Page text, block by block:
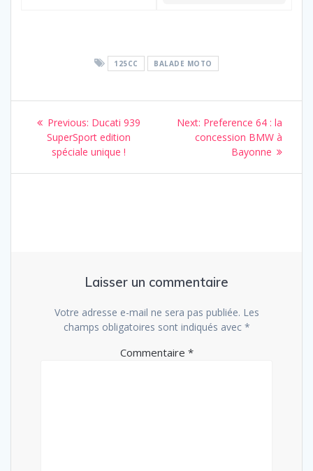
125CC BALADE MOTO
Navigation
l’article
Previous: Previous
post:
Ducati 939
SuperSport edition
spéciale unique !
Next: Next
post:
Preference 64 : la
concession BMW à
Bayonne
Laisser un commentaire
Votre adresse e-mail ne sera pas publiée. Les
champs obligatoires sont indiqués avec *
Commentaire *